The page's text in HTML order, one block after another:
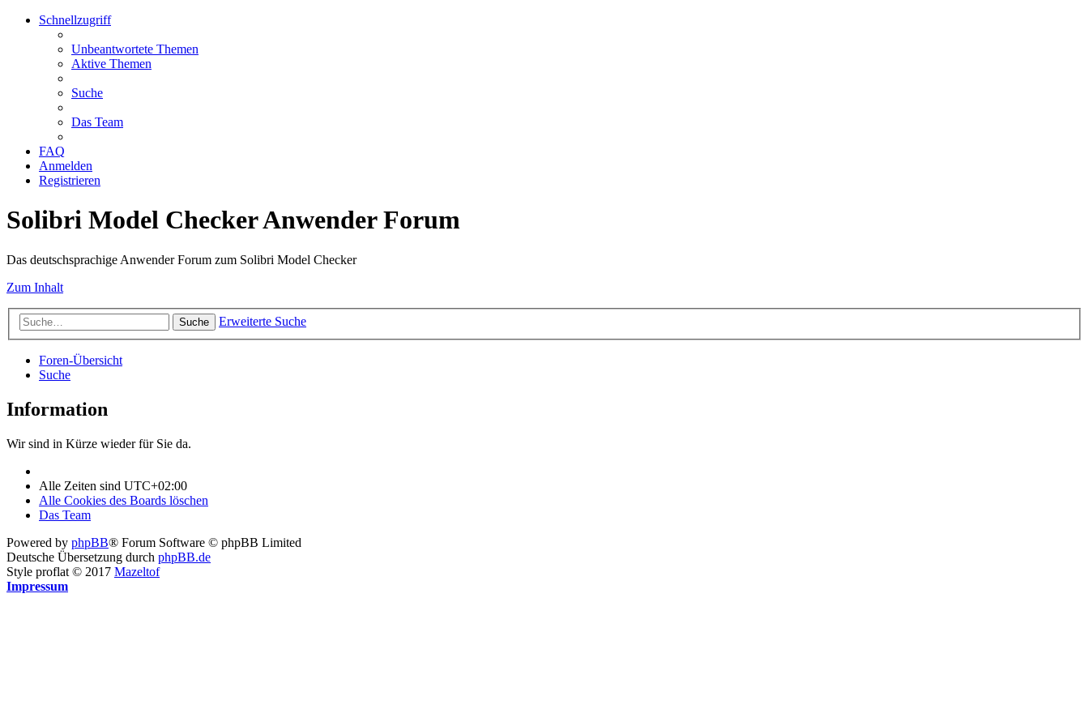
Schnellzugriff
Unbeantwortete Themen
Aktive Themen
Suche
Das Team
FAQ
Anmelden
Registrieren
Solibri Model Checker Anwender Forum
Das deutschsprachige Anwender Forum zum Solibri Model Checker
Zum Inhalt
Suche Erweiterte Suche
Foren-Übersicht
Suche
Information
Wir sind in Kürze wieder für Sie da.
Alle Zeiten sind UTC+02:00
Alle Cookies des Boards löschen
Das Team
Powered by phpBB® Forum Software © phpBB Limited
Deutsche Übersetzung durch phpBB.de
Style proflat © 2017 Mazeltof
Impressum